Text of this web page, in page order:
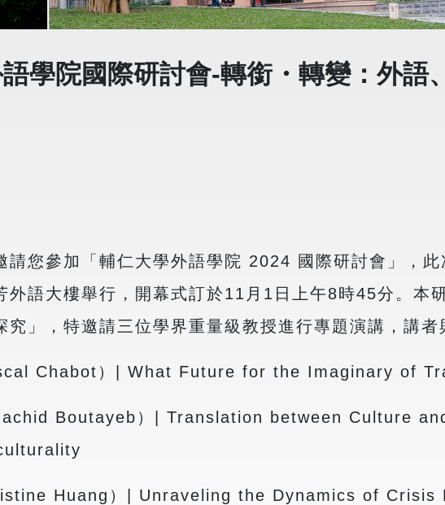
學院國際研討會-轉銜・轉變：外語
請您參加「輔仁大學外語學院 2024 國際研討會」，
外語大樓舉行，開幕式訂於11月1日上午8時45分。本
」，特邀請三位學界重量級教授進行專題演講，講者
Chabot）| What Future for the Imaginary of
Boutayeb）| Translation between Culture
Huang）| Unraveling the Dynamics of Crisis